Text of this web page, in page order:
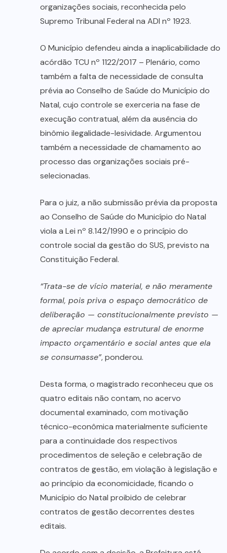
organizações sociais, reconhecida pelo
Supremo Tribunal Federal na ADI nº 1923.
O Município defendeu ainda a inaplicabilidade do
acórdão TCU nº 1122/2017 – Plenário, como
também a falta de necessidade de consulta
prévia ao Conselho de Saúde do Município do
Natal, cujo controle se exerceria na fase de
execução contratual, além da ausência do
binômio ilegalidade-lesividade. Argumentou
também a necessidade de chamamento ao
processo das organizações sociais pré-
selecionadas.
Para o juiz, a não submissão prévia da proposta
ao Conselho de Saúde do Município do Natal
viola a Lei nº 8.142/1990 e o princípio do
controle social da gestão do SUS, previsto na
Constituição Federal.
“Trata-se de vício material, e não meramente
formal, pois priva o espaço democrático de
deliberação — constitucionalmente previsto —
de apreciar mudança estrutural de enorme
impacto orçamentário e social antes que ela
se consumasse”, ponderou.
Desta forma, o magistrado reconheceu que os
quatro editais não contam, no acervo
documental examinado, com motivação
técnico-econômica materialmente suficiente
para a continuidade dos respectivos
procedimentos de seleção e celebração de
contratos de gestão, em violação à legislação e
ao princípio da economicidade, ficando o
Município do Natal proibido de celebrar
contratos de gestão decorrentes destes
editais.